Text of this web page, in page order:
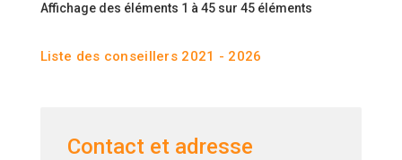
Affichage des éléments 1 à 45 sur 45 éléments
Liste des conseillers 2021 - 2026
Contact et adresse